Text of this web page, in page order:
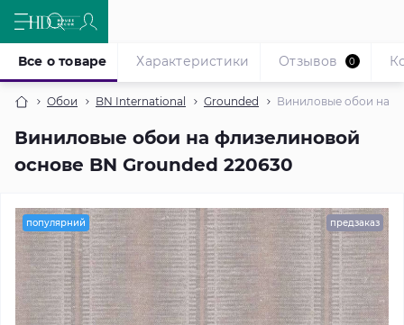
Обои BN International Grounded Виниловые обои на
Виниловые обои на флизелиновой
основе BN Grounded 220630
Все о товаре Характеристики Отзывов 0
популярний предзаказ